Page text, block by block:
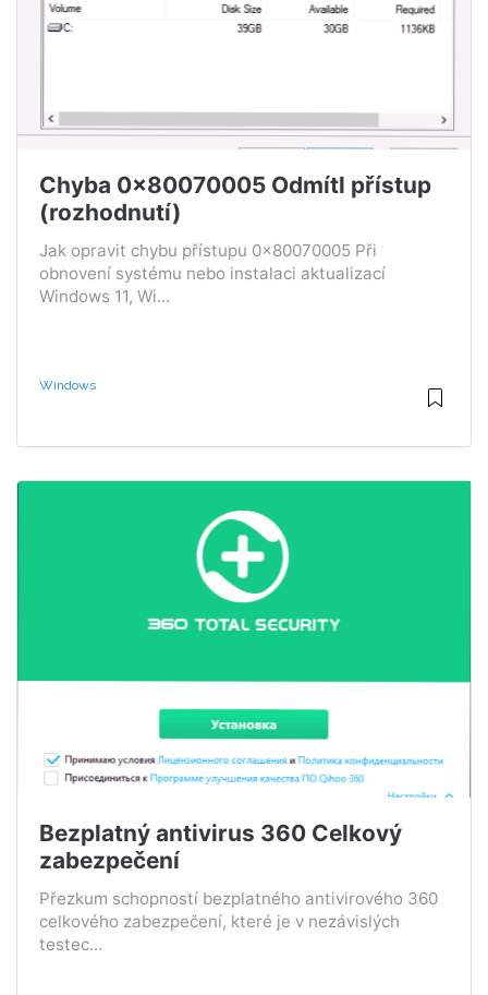
Chyba 0x80070005 Odmítl přístup
(rozhodnutí)
Jak opravit chybu přístupu 0x80070005 Při
obnovení systému nebo instalaci aktualizací
Windows 11, Wi...
Windows
Bezplatný antivirus 360 Celkový
zabezpečení
Přezkum schopností bezplatného antivirového 360
celkového zabezpečení, které je v nezávislých
testec...